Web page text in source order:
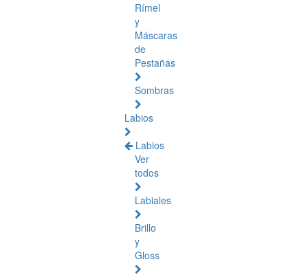
Rímel
y
Máscaras
de
Pestañas
Sombras
Labios
Labios
Ver
todos
Labiales
Brillo
y
Gloss